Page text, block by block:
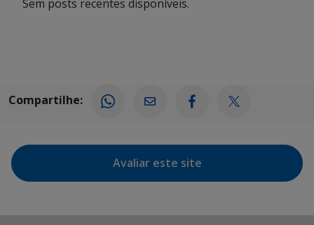
Sem posts recentes disponíveis.
Compartilhe:
Avaliar este site